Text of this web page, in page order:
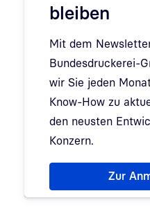
bleiben
Mit dem
Bundesdruckerei-
wir Sie jeden
Know-How zu
den neusten
Konzern.
Hinweis: Dialog
Zur